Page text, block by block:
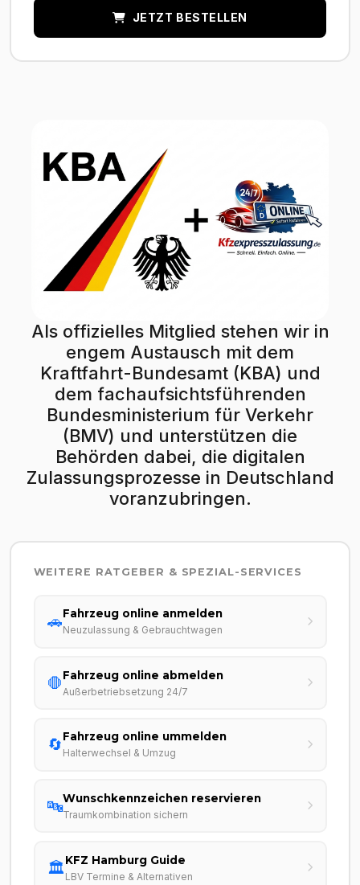
JETZT BESTELLEN
Als offizielles Mitglied stehen wir in
engem Austausch mit dem
Kraftfahrt-Bundesamt (KBA) und
dem fachaufsichtsführenden
Bundesministerium für Verkehr
(BMV) und unterstützen die
Behörden dabei, die digitalen
Zulassungsprozesse in Deutschland
voranzubringen.
WEITERE RATGEBER & SPEZIAL-SERVICES
🚗Fahrzeug online anmelden
Neuzulassung & Gebrauchtwagen
🛑Fahrzeug online abmelden
Außerbetriebsetzung 24/7
🔄Fahrzeug online ummelden
Halterwechsel & Umzug
🔤Wunschkennzeichen reservieren
Traumkombination sichern
🏛️KFZ Hamburg Guide
LBV Termine & Alternativen